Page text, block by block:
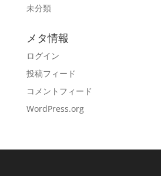
未分類
メタ情報
ログイン
投稿フィード
コメントフィード
WordPress.org